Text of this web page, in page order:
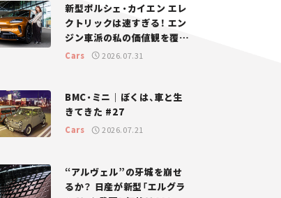
新型ポルシェ・カイエン エレ
クトリックは速すぎる！ エン
ジン車派の私の価値観を覆し
た、新しいポルシェの走り。
Cars 2026.07.31
BMC・ミニ｜ぼくは、車と生
きてきた #27
Cars 2026.07.21
“アルヴェル”の牙城を崩せ
るか？ 日産が新型「エルグラ